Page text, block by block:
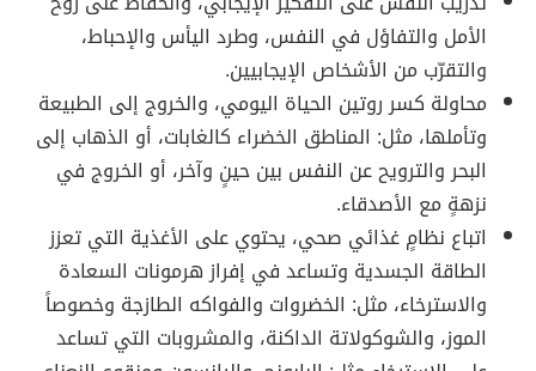
الأمل والتفاؤل في النفس، وطرد اليأس والإحباط،
والتقرّب من الأشخاص الإيجابيين.
محاولة كسر روتين الحياة اليومي، والخروج إلى الطبيعة
وتأملها، مثل: المناطق الخضراء كالغابات، أو الذهاب إلى
البحر والترويح عن النفس بين حينٍ وآخر، أو الخروج في
نزهةٍ مع الأصدقاء.
اتباع نظامٍ غذائي صحي، يحتوي على الأغذية التي تعزز
الطاقة الجسدية وتساعد في إفراز هرمونات السعادة
والاسترخاء، مثل: الخضروات والفواكه الطازجة وخصوصاً
الموز، والشوكولاتة الداكنة، والمشروبات التي تساعد